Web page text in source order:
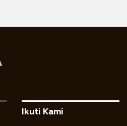
Ikuti Kami